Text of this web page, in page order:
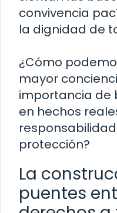
convivencia
la dignidad de
¿Cómo
mayor
importancia de
en hechos
protección?
La
puentes